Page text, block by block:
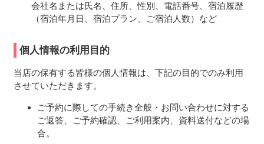
会社名または氏名、住所、性別、電話番号、宿泊履歴
（宿泊年月日、宿泊プラン、ご宿泊人数）など
個人情報の利用目的
当店の保有する皆様の個人情報は、下記の目的でのみ利用
させていただきます。
ご予約に際しての手続き全般・お問い合わせに対する
ご返答、ご予約確認、ご利用案内、資料送付などの場
合。